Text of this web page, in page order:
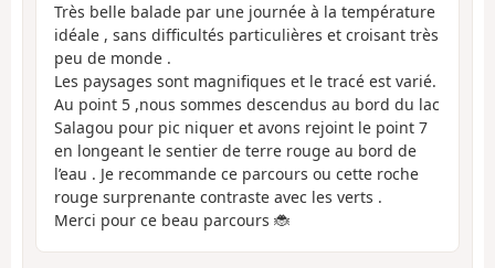
Très belle balade par une journée à la température
idéale , sans difficultés particulières et croisant très
peu de monde .
Les paysages sont magnifiques et le tracé est varié.
Au point 5 ,nous sommes descendus au bord du lac
Salagou pour pic niquer et avons rejoint le point 7
en longeant le sentier de terre rouge au bord de
l’eau . Je recommande ce parcours ou cette roche
rouge surprenante contraste avec les verts .
Merci pour ce beau parcours 🐞